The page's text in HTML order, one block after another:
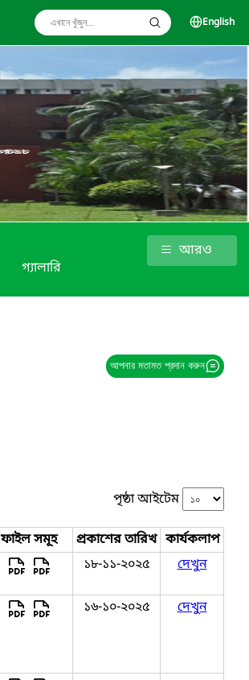
English
গ্যালারি
আরও
আপনার মতামত প্রদান করুন
পৃষ্ঠা আইটেম
ফাইল সমূহ প্রকাশের তারিখ কার্যকলাপ
১৮-১১-২০২৫ দেখুন
১৬-১০-২০২৫ দেখুন